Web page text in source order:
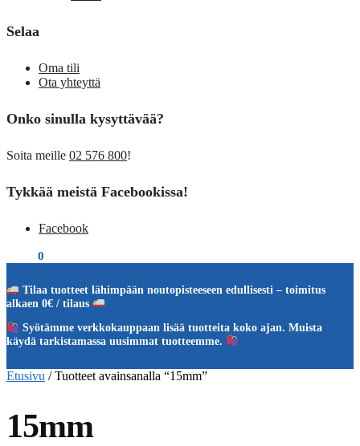
Selaa
Oma tili
Ota yhteyttä
Onko sinulla kysyttävää?
Soita meille 02 576 800!
Tykkää meistä Facebookissa!
Facebook
0
Tilaa tuotteet lähimpään noutopisteeseen edullisesti – toimitus
alkaen 0€ / tilaus
Syötämme verkkokauppaan lisää tuotteita koko ajan. Muista
käydä tarkistamassa uusimmat tuotteemme.
Etusivu /Tuotteet avainsanalla “15mm”
15mm